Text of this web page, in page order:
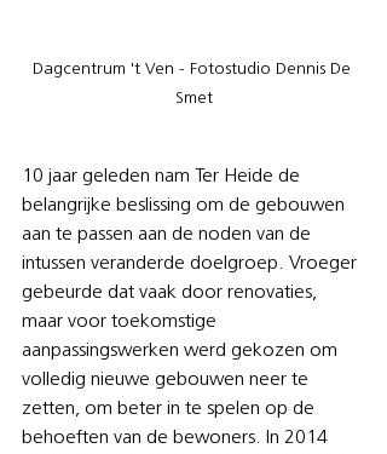
Dagcentrum 't Ven - Fotostudio Dennis De
Smet
10 jaar geleden nam Ter Heide de
belangrijke beslissing om de gebouwen
aan te passen aan de noden van de
intussen veranderde doelgroep. Vroeger
gebeurde dat vaak door renovaties,
maar voor toekomstige
aanpassingswerken werd gekozen om
volledig nieuwe gebouwen neer te
zetten, om beter in te spelen op de
behoeften van de bewoners. In 2014